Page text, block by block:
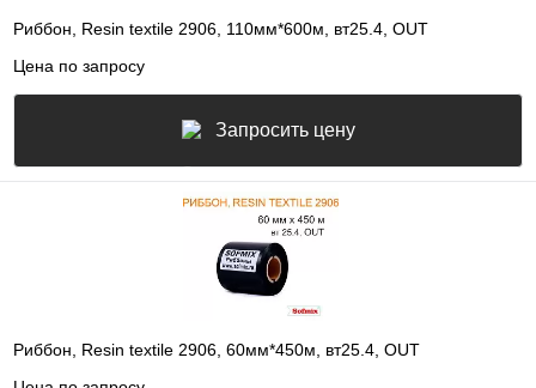
Риббон, Resin textile 2906, 110мм*600м, вт25.4, OUT
Цена по запросу
Запросить цену
Риббон, Resin textile 2906, 60мм*450м, вт25.4, OUT